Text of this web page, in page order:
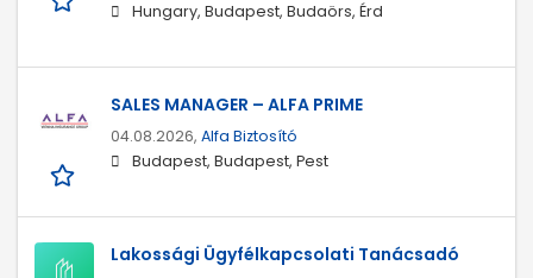
Hungary, Budapest, Budaörs, Érd
SALES MANAGER – ALFA PRIME
04.08.2026, Alfa Biztosító
Budapest, Budapest, Pest
Lakossági Ügyfélkapcsolati Tanácsadó